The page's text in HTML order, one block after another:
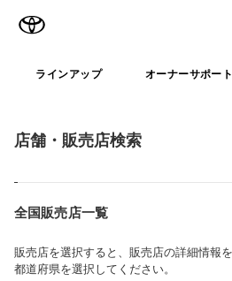
ラインアップ オーナーサポート
店舗・販売店検索
全国販売店一覧
販売店を選択すると、販売店の詳細情報
都道府県を選択してください。